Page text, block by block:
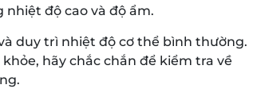
độ cao và độ ẩm.
duy trì nhiệt độ cơ thể bình thường.
hãy chắc chắn để kiểm tra về